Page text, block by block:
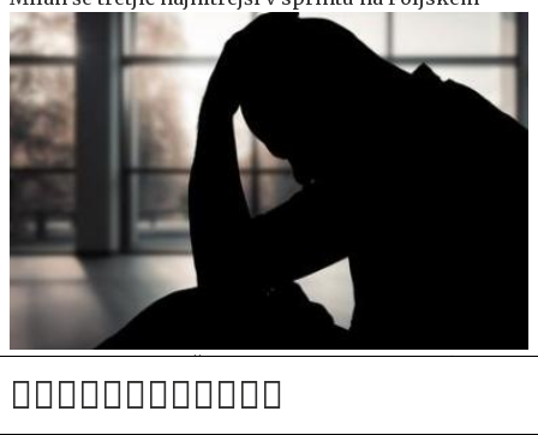
Z vsega sveta so deževala opozorila, da se lahko